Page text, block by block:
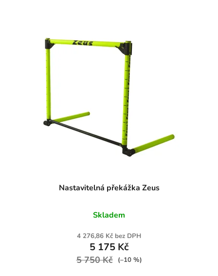
Nastavitelná překážka Zeus
Skladem
4 276,86 Kč bez DPH
5 175 Kč
5 750 Kč (–10 %)